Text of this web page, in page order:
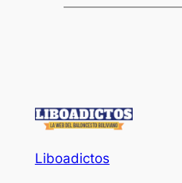
Liboadictos